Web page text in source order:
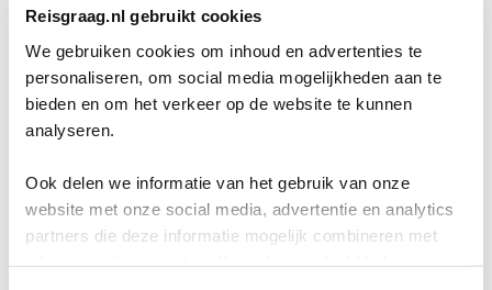
Reisgraag.nl gebruikt cookies
We gebruiken cookies om inhoud en advertenties te
personaliseren, om social media mogelijkheden aan te
bieden en om het verkeer op de website te kunnen
analyseren.
Ook delen we informatie van het gebruik van onze
website met onze social media, advertentie en analytics
partners die deze informatie mogelijk combineren met
binding te krijgen met de boerderij. In Nederland
is daar steeds minder sprake van, terwijl het wel
belangrijk is om hier kennis over te hebben. Zeker
platteland en het boerenbedrijf. Wil je met een
grote groep een boerderij bezoeken? Dat is ook
mogelijk. Je kunt FarmCamps bereiken via mail